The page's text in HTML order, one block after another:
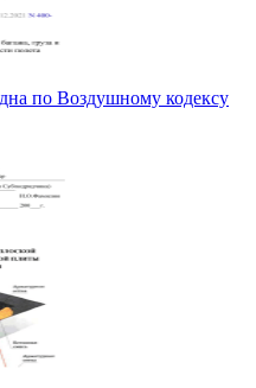
по Воздушному кодексу